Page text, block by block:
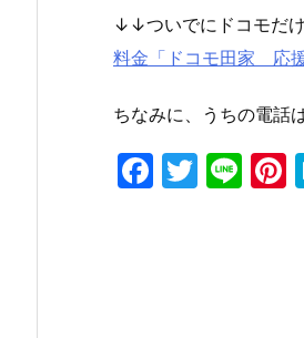
↓↓ついでにドコモだ
料金「ドコモ田家 応
ちなみに、うちの電話
F
T
Li